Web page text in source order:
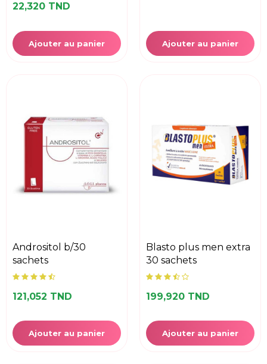
22,320 TND
Ajouter au panier Ajouter au panier
andrositol b/30
sachets
121,052 TND
Ajouter au panier
blasto plus men extra
30 sachets
199,920 TND
Ajouter au panier